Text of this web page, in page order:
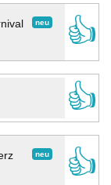
neu
👍
👍
neu 👍